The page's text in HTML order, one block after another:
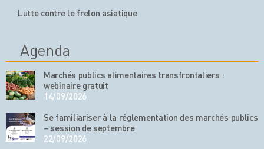
Lutte contre le frelon asiatique
Agenda
Marchés publics alimentaires transfrontaliers :
webinaire gratuit
14/09/2026
Se familiariser à la réglementation des marchés publics
– session de septembre
22/09/2026